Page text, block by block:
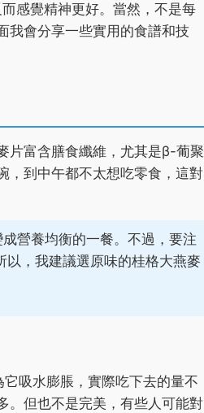
感覺精神更好。當然，不是每
我會分享一些實用的食譜和技
片富含膳食纖維，尤其是β-葡聚
，到中午都不太想吃零食，這對
營養均衡的一餐。不過，要注
，我建議選原味的桂格大燕麥
吸水膨脹，實際吃下去的量不
。但也不是完美，有些人可能對